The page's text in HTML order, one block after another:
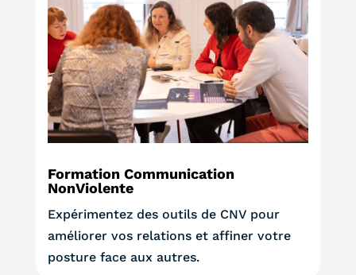
Formation Communication
NonViolente
Expérimentez des outils de CNV pour
améliorer vos relations et affiner votre
posture face aux autres.